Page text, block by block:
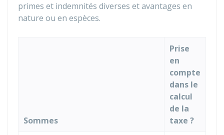
primes et indemnités diverses et avantages en
nature ou en espèces.
Sommes
Prise
en
compte
dans le
calcul
de la
taxe ?